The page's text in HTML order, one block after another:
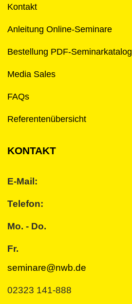
Kontakt
Anleitung Online-Seminare
Bestellung PDF-Seminarkatalog
Media Sales
FAQs
Referentenübersicht
KONTAKT
E-Mail:
Telefon:
Mo. - Do.
Fr.
seminare@nwb.de
02323 141-888